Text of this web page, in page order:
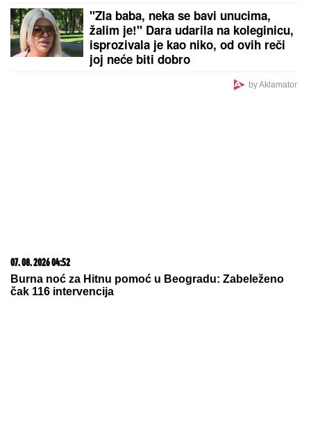
"Zla baba, neka se bavi unucima,
žalim je!" Dara udarila na koleginicu,
isprozivala je kao niko, od ovih reči
joj neće biti dobro
by Aklamator
07. 08. 2026 04:52
Burna noć za Hitnu pomoć u Beogradu: Zabeleženo
čak 116 intervencija